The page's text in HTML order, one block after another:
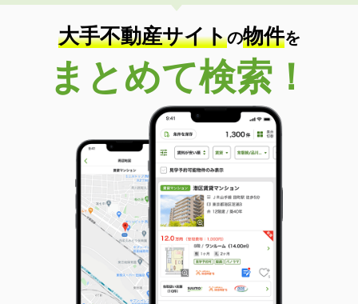
大手不動産サイトの物件を
まとめて検索！